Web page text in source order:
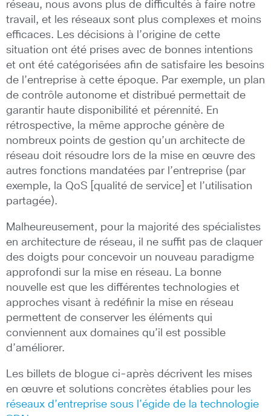
réseau, nous avons plus de difficultés à faire notre
travail, et les réseaux sont plus complexes et moins
efficaces. Les décisions à l’origine de cette
situation ont été prises avec de bonnes intentions
et ont été catégorisées afin de satisfaire les besoins
de l’entreprise à cette époque. Par exemple, un plan
de contrôle autonome et distribué permettait de
garantir haute disponibilité et pérennité. En
rétrospective, la même approche génère de
nombreux points de gestion qu’un architecte de
réseau doit résoudre lors de la mise en œuvre des
autres fonctions mandatées par l’entreprise (par
exemple, la QoS [qualité de service] et l’utilisation
partagée).
Malheureusement, pour la majorité des spécialistes
en architecture de réseau, il ne suffit pas de claquer
des doigts pour concevoir un nouveau paradigme
approfondi sur la mise en réseau. La bonne
nouvelle est que les différentes technologies et
approches visant à redéfinir la mise en réseau
permettent de conserver les éléments qui
conviennent aux domaines qu’il est possible
d’améliorer.
Les billets de blogue ci-après décrivent les mises
en œuvre et solutions concrètes établies pour les
réseaux d’entreprise sous l’égide de la technologie